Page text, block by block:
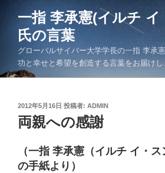
へ
一指 李承憲(イルチ
氏の言葉
グローバルサイバー大学学長の一指 李承
功と幸せと希望を創造する言葉をお届けし
投
稿
日:
2012年5月16日 投稿者: ADMIN
両親への感謝
（一指 李承憲（イルチ イ・
の手紙より）